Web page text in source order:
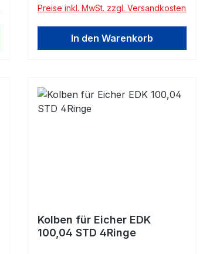
Preise inkl. MwSt. zzgl. Versandkosten
In den Warenkorb
Kolben für Eicher EDK
100,04 STD 4Ringe